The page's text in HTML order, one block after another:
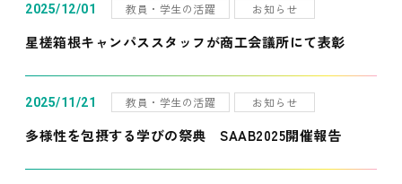
2025/12/01 教員・学生の活躍 お知らせ
星槎箱根キャンパススタッフが商工会議所にて表彰
2025/11/21 教員・学生の活躍 お知らせ
多様性を包摂する学びの祭典 SAAB2025開催報告